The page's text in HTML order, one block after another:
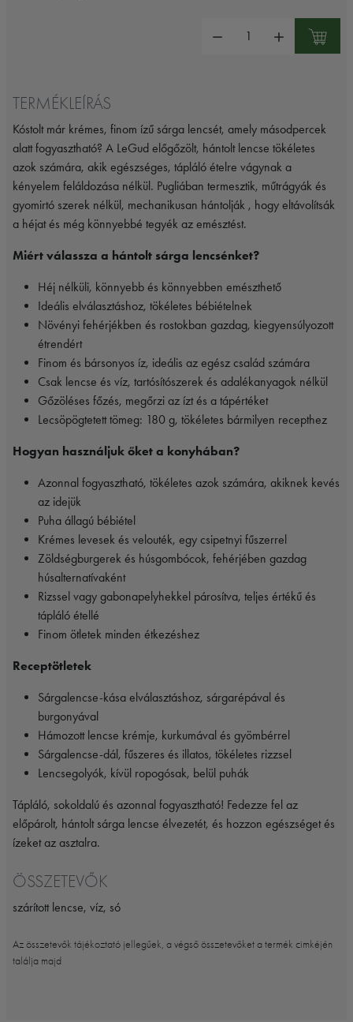
TERMÉKLEÍRÁS
Kóstolt már krémes, finom ízű sárga lencsét, amely másodpercek
alatt fogyasztható? A LeGud előgőzölt, hántolt lencse tökéletes
azok számára, akik egészséges, tápláló ételre vágynak a
kényelem feláldozása nélkül. Pugliában termesztik, műtrágyák és
gyomirtó szerek nélkül, mechanikusan hántolják , hogy eltávolítsák
a héjat és még könnyebbé tegyék az emésztést.
Miért válassza a hántolt sárga lencsénket?
Héj nélküli, könnyebb és könnyebben emészthető
Ideális elválasztáshoz, tökéletes bébiételnek
Növényi fehérjékben és rostokban gazdag, kiegyensúlyozott
étrendért
Finom és bársonyos íz, ideális az egész család számára
Csak lencse és víz, tartósítószerek és adalékanyagok nélkül
Gőzöléses főzés, megőrzi az ízt és a tápértéket
Lecsöpögtetett tömeg: 180 g, tökéletes bármilyen recepthez
Hogyan használjuk őket a konyhában?
Azonnal fogyasztható, tökéletes azok számára, akiknek kevés
az idejük
Puha állagú bébiétel
Krémes levesek és velouték, egy csipetnyi fűszerrel
Zöldségburgerek és húsgombócok, fehérjében gazdag
húsalternatívaként
Rizssel vagy gabonapelyhekkel párosítva, teljes értékű és
tápláló étellé
Finom ötletek minden étkezéshez
Receptötletek
Sárgalencse-kása elválasztáshoz, sárgarépával és
burgonyával
Hámozott lencse krémje, kurkumával és gyömbérrel
Sárgalencse-dál, fűszeres és illatos, tökéletes rizzsel
Lencsegolyók, kívül ropogósak, belül puhák
Tápláló, sokoldalú és azonnal fogyasztható! Fedezze fel az
előpárolt, hántolt sárga lencse élvezetét, és hozzon egészséget és
ízeket az asztalra.
ÖSSZETEVŐK
szárított lencse, víz, só
Az összetevők tájékoztató jellegűek, a végső összetevőket a termék cimkéjén
találja majd